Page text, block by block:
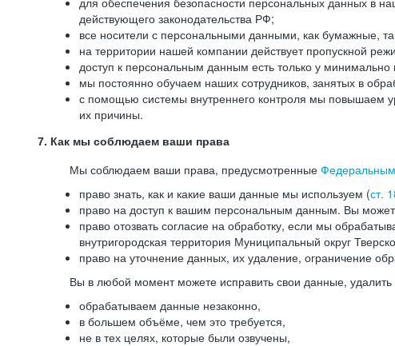
действующего законодательства РФ;
все носители с персональными данными, как бумажные,
на территории нашей компании действует пропускной
доступ к персональным данным есть только у
мы постоянно обучаем наших сотрудников, занятых в
с помощью системы внутреннего контроля мы повышаем
их причины.
7. Как мы соблюдаем ваши права
Мы соблюдаем ваши права, предусмотренные
право знать, как и какие ваши данные мы используем (ст.
право на доступ к вашим персональным данным. Вы
право отозвать согласие на обработку, если мы
внутригородская территория Муниципальный округ
право на уточнение данных, их удаление, ограничение
Вы в любой момент можете исправить свои данные, удалить
обрабатываем данные незаконно,
в большем объёме, чем это требуется,
не в тех целях, которые были озвучены,